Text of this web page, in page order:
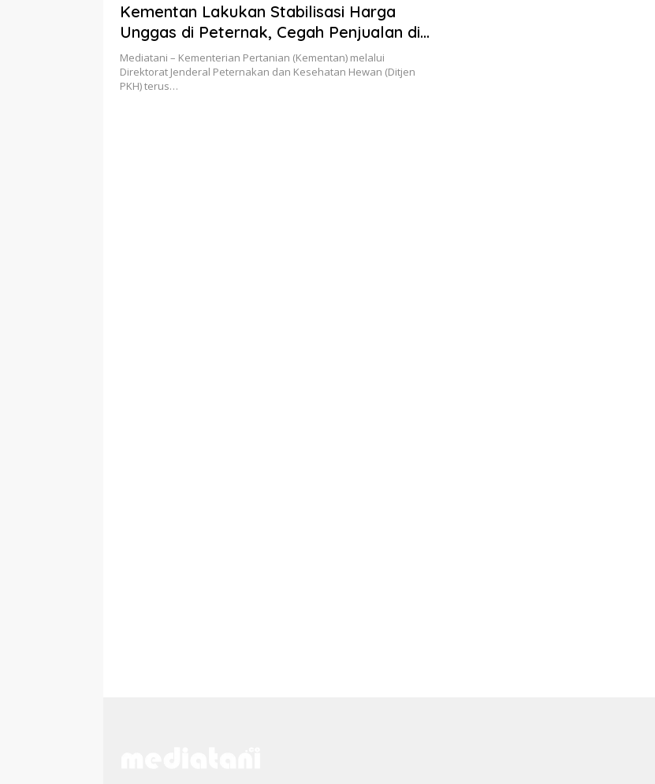
Kementan Lakukan Stabilisasi Harga
Unggas di Peternak, Cegah Penjualan di
Bawah HPP
Mediatani – Kementerian Pertanian (Kementan) melalui
Direktorat Jenderal Peternakan dan Kesehatan Hewan (Ditjen
PKH) terus…